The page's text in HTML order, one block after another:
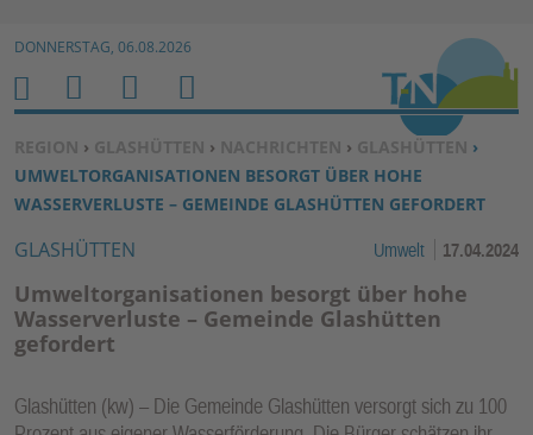
Zum Inhalt springen ↓
DONNERSTAG, 06.08.2026
SIE BEFINDEN SICH HIER:
REGION › GLASHÜTTEN › NACHRICHTEN › GLASHÜTTEN ›
UMWELTORGANISATIONEN BESORGT ÜBER HOHE
WASSERVERLUSTE – GEMEINDE GLASHÜTTEN GEFORDERT
GLASHÜTTEN Umwelt 17.04.2024
Umweltorganisationen besorgt über hohe
Wasserverluste – Gemeinde Glashütten
gefordert
Glashütten (kw) – Die Gemeinde Glashütten versorgt sich zu 100
H
O
M
E
M
E
N
U
S
U
C
H
E
N
B
E
N
U
E
R
N